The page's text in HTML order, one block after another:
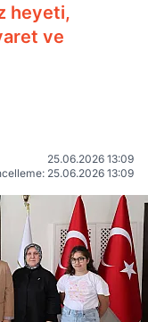
heyeti,
ve
25.06.2026 13:09
25.06.2026 13:09